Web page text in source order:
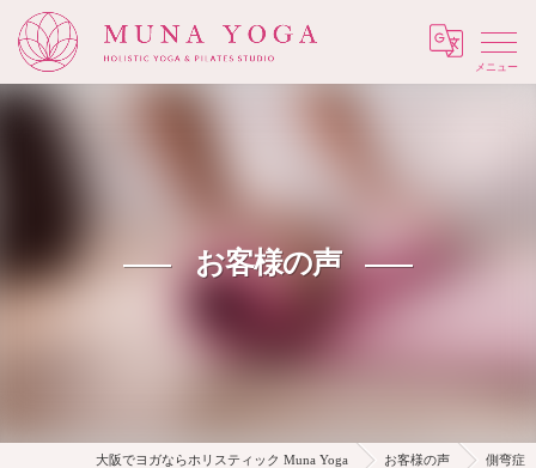
Menu
お客様の声
大阪でヨガならホリスティック Muna Yoga お客様の声 側弯症